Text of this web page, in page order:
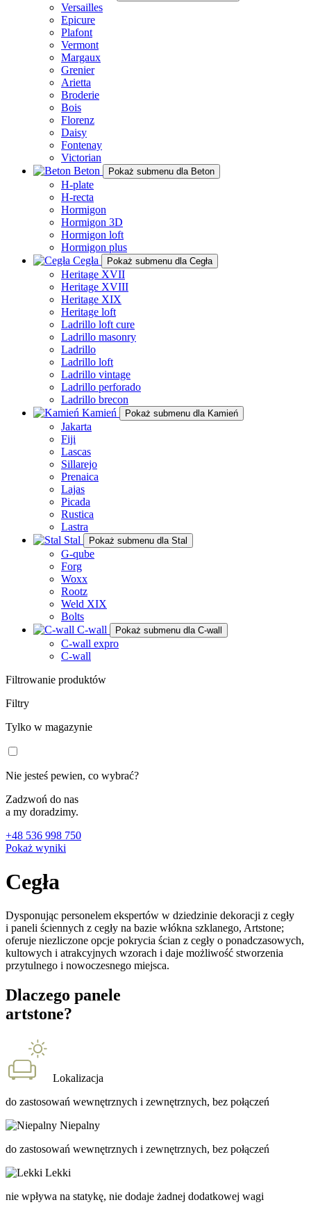
Versailles
Epicure
Plafont
Vermont
Margaux
Grenier
Arietta
Broderie
Bois
Florenz
Daisy
Fontenay
Victorian
Beton
Pokaż submenu dla Beton
H-plate
H-recta
Hormigon
Hormigon 3D
Hormigon loft
Hormigon plus
Cegła
Pokaż submenu dla Cegła
Heritage XVII
Heritage XVIII
Heritage XIX
Heritage loft
Ladrillo loft cure
Ladrillo masonry
Ladrillo
Ladrillo loft
Ladrillo vintage
Ladrillo perforado
Ladrillo brecon
Kamień
Pokaż submenu dla Kamień
Jakarta
Fiji
Lascas
Sillarejo
Prenaica
Lajas
Picada
Rustica
Lastra
Stal
Pokaż submenu dla Stal
G-qube
Forg
Woxx
Rootz
Weld XIX
Bolts
C-wall
Pokaż submenu dla C-wall
C-wall expro
C-wall
Filtrowanie produktów
Filtry
Tylko w magazynie
Nie jesteś pewien, co wybrać?
Zadzwoń do nas
a my doradzimy.
+48 536 998 750
Pokaż wyniki
Cegła
Dysponując personelem ekspertów w dziedzinie dekoracji z cegły
i paneli ściennych z cegły na bazie włókna szklanego, Artstone;
oferuje niezliczone opcje pokrycia ścian z cegły o ponadczasowych,
kultowych i atrakcyjnych wzorach i daje możliwość stworzenia
przytulnego i nowoczesnego miejsca.
Dlaczego panele
artstone?
Lokalizacja
do zastosowań wewnętrznych i zewnętrznych, bez połączeń
Niepalny
do zastosowań wewnętrznych i zewnętrznych, bez połączeń
Lekki
nie wpływa na statykę, nie dodaje żadnej dodatkowej wagi